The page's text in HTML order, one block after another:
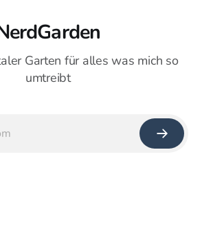
Garten für alles was mich so
umtreibt